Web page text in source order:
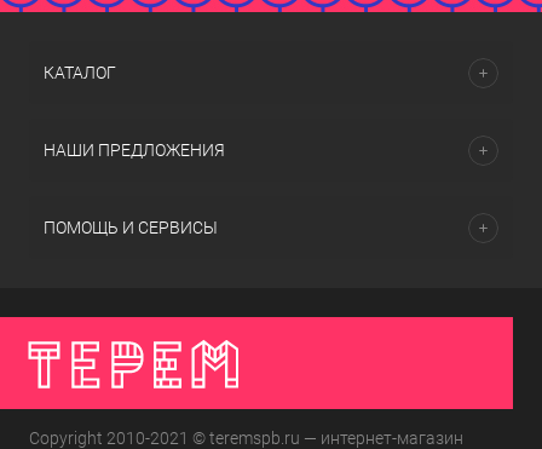
КАТАЛОГ
НАШИ ПРЕДЛОЖЕНИЯ
ПОМОЩЬ И СЕРВИСЫ
Copyright 2010-2021 © teremspb.ru — интернет-магазин